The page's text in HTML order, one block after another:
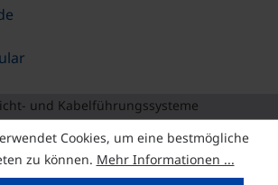
und Kabelführungssysteme
Cookies, um eine bestmögliche
zu können. Mehr Informationen ...